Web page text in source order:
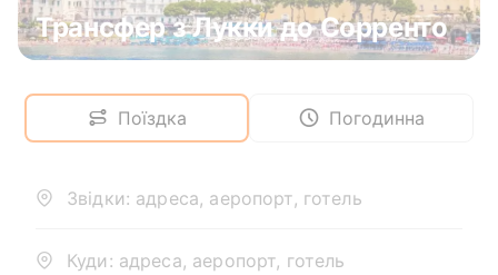
Трансфер з Лукки до Сорренто
Поїздка Погодинна
Звідки: адреса, аеропорт, готель
Куди: адреса, аеропорт, готель